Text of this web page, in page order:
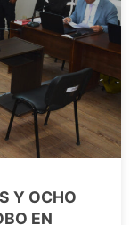
Y OCHO
EN